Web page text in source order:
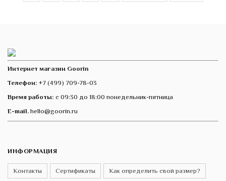
Интернет магазин Goorin
Телефон: +7 (499) 709-78-03
Время работы: с 09:30 до 18:00 понедельник-пятница
E-mail. hello@goorin.ru
ИНФОРМАЦИЯ
Контакты Сертификаты Как определить свой размер?